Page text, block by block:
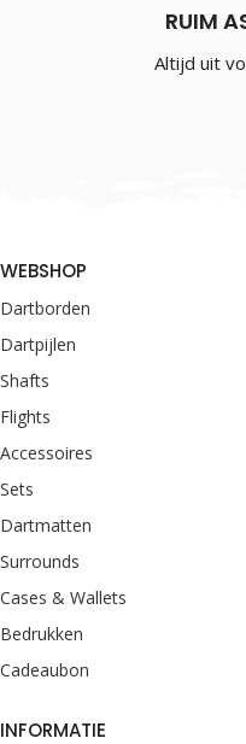
RUIM
Altijd uit
WEBSHOP
Dartborden
Dartpijlen
Shafts
Flights
Accessoires
Sets
Dartmatten
Surrounds
Cases & Wallets
Bedrukken
Cadeaubon
INFORMATIE